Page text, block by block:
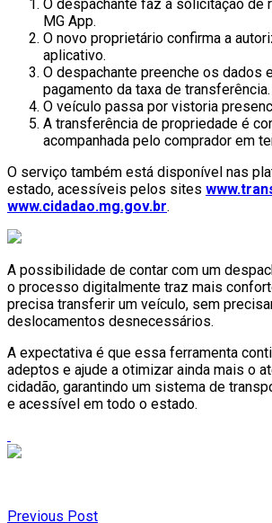
O despachante faz a solicitação de
MG App.
O novo proprietário confirma a
aplicativo.
O despachante preenche os dados
pagamento da taxa de transferência.
O veículo passa por vistoria
A transferência de propriedade é
acompanhada pelo comprador em
O serviço também está disponível nas
estado, acessíveis pelos sites
www.cidadao.mg.gov.br.
A possibilidade de contar com um
o processo digitalmente traz mais
precisa transferir um veículo, sem
deslocamentos desnecessários.
A expectativa é que essa ferramenta
adeptos e ajude a otimizar ainda mais o
cidadão, garantindo um sistema de
e acessível em todo o estado.
Previous Post